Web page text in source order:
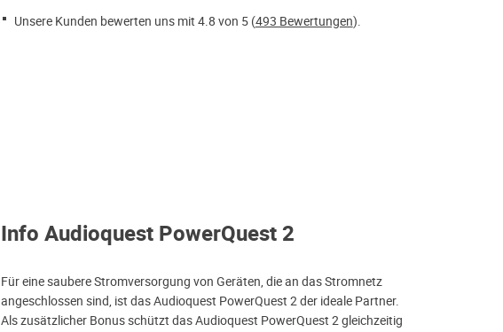
Unsere Kunden bewerten uns mit 4.8 von 5 (493 Bewertungen).
Info Audioquest PowerQuest 2
Für eine saubere Stromversorgung von Geräten, die an das Stromnetz
angeschlossen sind, ist das Audioquest PowerQuest 2 der ideale Partner.
Als zusätzlicher Bonus schützt das Audioquest PowerQuest 2 gleichzeitig